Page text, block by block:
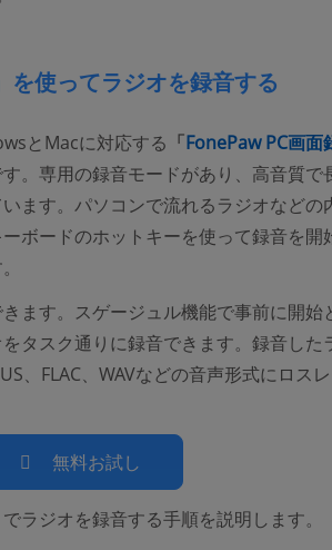
を使ってラジオを録音する
とMacに対応する 「FonePaw PC画面
。専用の録音モードがあり、高音質で
ます。パソコンで流れるラジオなどの
ボードのホットキーを使って録音を開
ます。スゲージュル機能で事前に開始
タスク通りに録音できます。録音した
、FLAC、WAVなどの音声形式にロス
無料お試し
ラジオを録音する手順を説明します。